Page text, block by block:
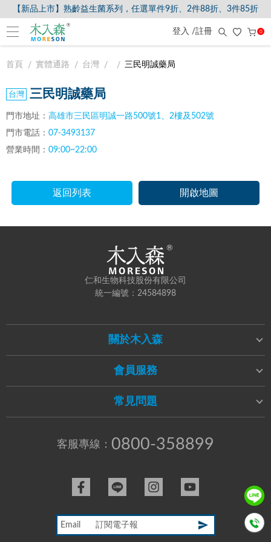
【新品上市】熟齡益生菌系列，任選單件9折、2件88折、3件85折
登入 /註冊 0
首頁 實體通路 台灣 三民明誠藥局
三民明誠藥局
門市地址： 高雄市三民區明誠一路500號1、2樓及502號
門市電話： 07-3493137
營業時間： 09:00~22:00
返回列表 開啟地圖
仁和生物科技股份有限公司
統一編號：24584898
關於木入森
會員服務
常見問題
客服專線： 0800-358899
Email